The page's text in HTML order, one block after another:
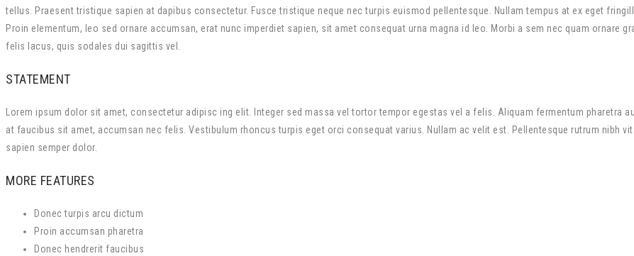
tellus. Praesent tristique sapien at dapibus consectetur. Fusce tristique neque nec turpis euismod pellentesque. Nullam tempus at ex eget
Proin elementum, leo sed ornare accumsan, erat nunc imperdiet sapien, sit amet consequat urna magna id leo. Morbi a sem nec quam ornare
felis lacus, quis sodales dui sagittis vel.
STATEMENT
Lorem ipsum dolor sit amet, consectetur adipisc ing elit. Integer sed massa vel tortor tempor egestas vel a felis. Aliquam fermentum pharetra
at faucibus sit amet, accumsan nec felis. Vestibulum rhoncus turpis eget orci consequat varius. Nullam ac velit est. Pellentesque rutrum nibh
sapien semper dolor.
MORE FEATURES
Donec turpis arcu dictum
Proin accumsan pharetra
Donec hendrerit faucibus